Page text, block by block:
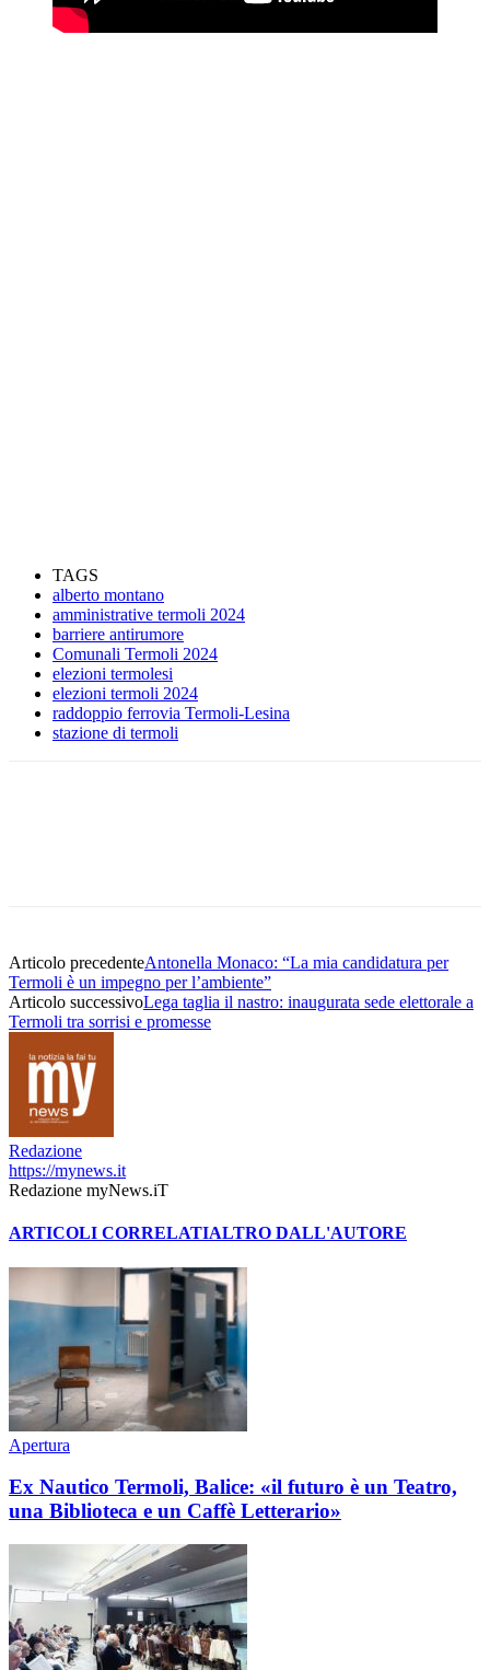
TAGS
alberto montano
amministrative termoli 2024
barriere antirumore
Comunali Termoli 2024
elezioni termolesi
elezioni termoli 2024
raddoppio ferrovia Termoli-Lesina
stazione di termoli
Articolo precedenteAntonella Monaco: “La mia candidatura per
Termoli è un impegno per l’ambiente”
Articolo successivoLega taglia il nastro: inaugurata sede elettorale a
Termoli tra sorrisi e promesse
Redazione
https://mynews.it
Redazione myNews.iT
ARTICOLI CORRELATIALTRO DALL'AUTORE
Apertura
Ex Nautico Termoli, Balice: «il futuro è un Teatro,
una Biblioteca e un Caffè Letterario»